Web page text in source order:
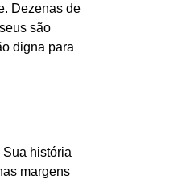
Dezenas de
são
digna para
história
margens